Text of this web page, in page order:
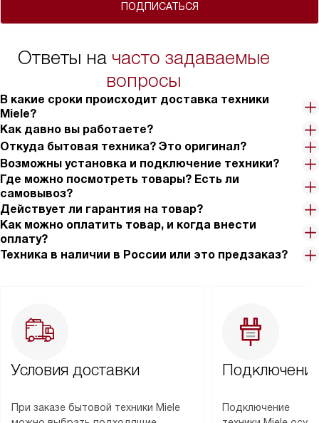
ПОДПИСАТЬСЯ
Ответы на часто задаваемые
вопросы
В какие сроки происходит доставка техники
Miele?
Как давно вы работаете?
Откуда бытовая техника? Это оригинал?
Возможны установка и подключение техники?
Где можно посмотреть товары? Есть ли
самовывоз?
Действует ли гарантия на товар?
Как можно оплатить товар, и когда внести
оплату?
Техника в наличии в России или это предзаказ?
Условия доставки
При заказе бытовой техники Miele
Подключение